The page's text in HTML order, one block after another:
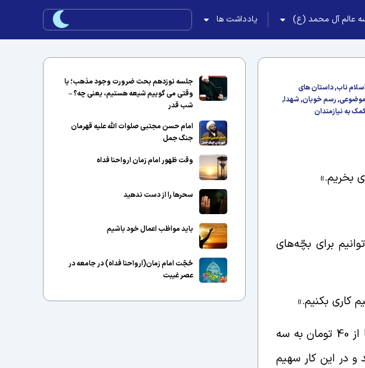
عالم آل محمد (ع) یادداشت ها
اسلام ناب,داستان های
موضوعی,رسم خوبان,شهدا,
به نیازمندان
با 40 تومان چه قدر می‌توانیم برای بچّه‌های
کاری بکنیم.»
ما همین کار را کردیم. کار از همین 5 تومان شروع شد و با اضافه شدن بقیه‌ی بچّه‌ها از 40 تومان به سه
و در این کار سهیم
جلسه نوزدهم بحث ضرورت وجود مذهب؛ یا
وقتی می گوییم شیعه هستیم، یعنی چه؟ –
شب قدر
امام حسن مجتبی صلوات الله علیه قهرمان
جنگ جمل
وقت ظهور امام زمان ارواحنا فداه
سحرها را از دست ندهید
باید مواظب اعمال خود باشیم
حُجّت امام زمان(ارواحنا فداه) در جامعه در
عصر غیبت